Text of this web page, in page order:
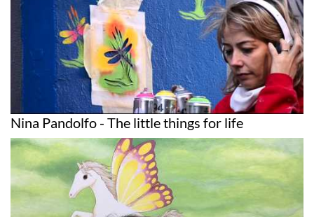
Nina Pandolfo - The little things for life